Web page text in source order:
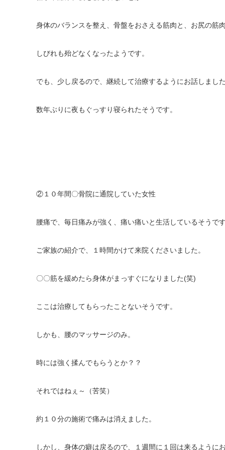
身体のバランスを整え、骨盤をおさえる筋肉と、お尻の筋
しびれも殆どなくなったようです。
でも、少し戻るので、継続して治療するようにお話しました
数年ぶりに夜もぐっすり寝られたそうです。
②１０年間〇骨院に通院していた女性
腰痛で、毎日痛みが強く、痛い痛いと生活しているそうです
ご家族の紹介で、１時間かけて来院くださいました。
〇〇筋を緩めたら身体がまっすぐになりました(笑)
ここは治療してもらったことないそうです。
しかも、腰のマッサージのみ。
時には強く揉んでもらうとか？？
それではねぇ～（苦笑）
約１０分の施術で痛みは消えました。
しかし、身体の癖は戻るので、１週間に１回は来るように